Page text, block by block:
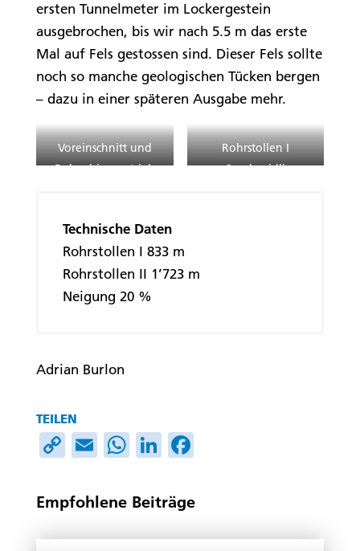
ersten Tunnelmeter im Lockergestein
ausgebrochen, bis wir nach 5.5 m das erste
Mal auf Fels gestossen sind. Dieser Fels sollte
noch so manche geologischen Tücken bergen
– dazu in einer späteren Ausgabe mehr.
Voreinschnitt und
Rohrschirmvortrieb
Rohrstollen I
«Sandweidli»
Technische Daten
Rohrstollen I 833 m
Rohrstollen II 1’723 m
Neigung 20 %
Adrian Burlon
TEILEN
CopyEmailWhatsApp
LinkedIn
Empfohlene Beiträge